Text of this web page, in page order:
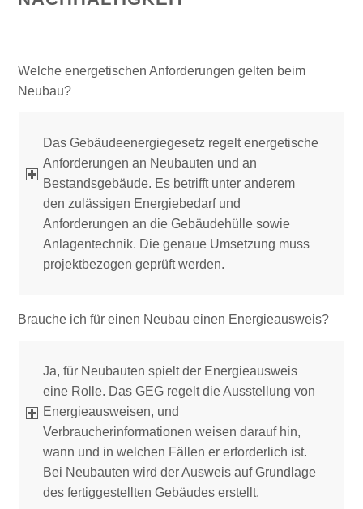
Welche energetischen Anforderungen gelten beim
Neubau?
Das Gebäudeenergiegesetz regelt energetische
Anforderungen an Neubauten und an
Bestandsgebäude. Es betrifft unter anderem
den zulässigen Energiebedarf und
Anforderungen an die Gebäudehülle sowie
Anlagentechnik. Die genaue Umsetzung muss
projektbezogen geprüft werden.
Brauche ich für einen Neubau einen Energieausweis?
Ja, für Neubauten spielt der Energieausweis
eine Rolle. Das GEG regelt die Ausstellung von
Energieausweisen, und
Verbraucherinformationen weisen darauf hin,
wann und in welchen Fällen er erforderlich ist.
Bei Neubauten wird der Ausweis auf Grundlage
des fertiggestellten Gebäudes erstellt.